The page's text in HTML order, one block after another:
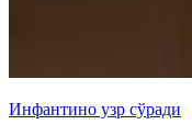
Инфантино узр сўради